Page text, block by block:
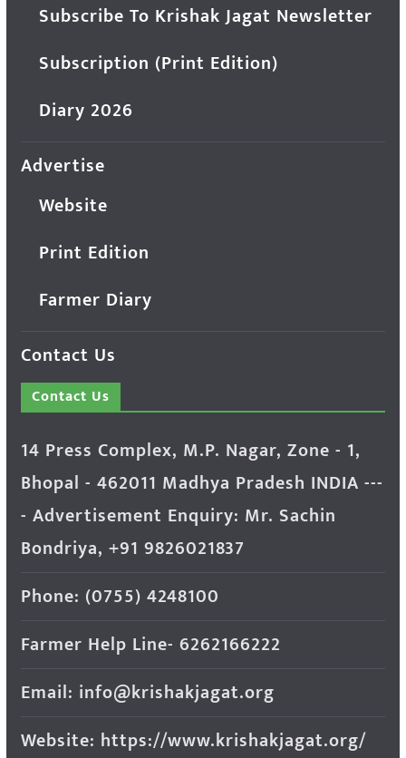
Subscribe To Krishak Jagat Newsletter
Subscription (Print Edition)
Diary 2026
Advertise
Website
Print Edition
Farmer Diary
Contact Us
Contact Us
14 Press Complex, M.P. Nagar, Zone - 1,
Bhopal - 462011 Madhya Pradesh INDIA ---
- Advertisement Enquiry: Mr. Sachin
Bondriya, +91 9826021837
Phone: (0755) 4248100
Farmer Help Line- 6262166222
Email: info@krishakjagat.org
Website: https://www.krishakjagat.org/